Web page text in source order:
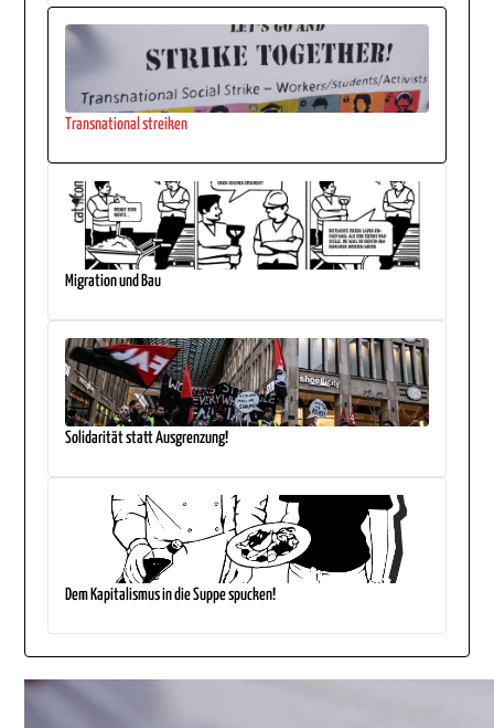
Transnational streiken
Migration und Bau
Solidarität statt Ausgrenzung!
Dem Kapitalismus in die Suppe spucken!